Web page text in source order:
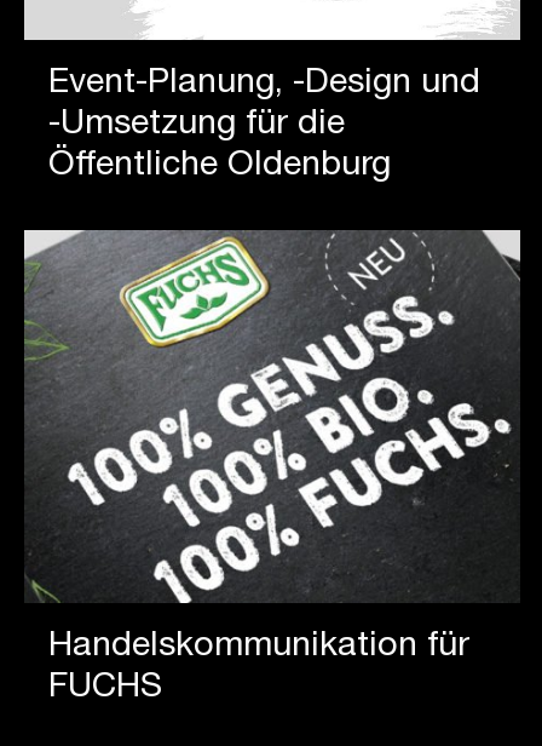
Event-Planung, -Design und
-Umsetzung für die
Öffentliche Oldenburg
Handels­­kommuni­kation für
FUCHS